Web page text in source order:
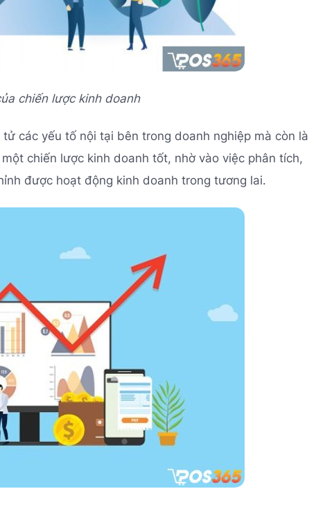
chiến lược kinh doanh
các yếu tố nội tại bên trong doanh nghiệp mà còn là
chiến lược kinh doanh tốt, nhờ vào việc phân tích,
được hoạt động kinh doanh trong tương lai.